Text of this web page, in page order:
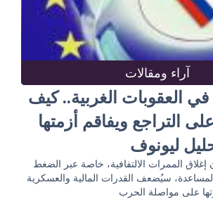
آراء ومقالات
العقوبات الغربية.. كيف
التراجع ويفاقم أزمتها
ليونوف
الممرات الالتفافية، خاصة عبر الضغط
سيُضعف القدرات المالية والعسكرية
على مواصلة الحرب